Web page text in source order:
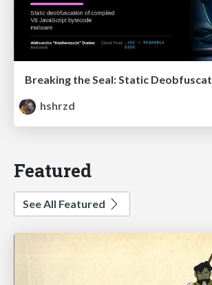
hshrzd
Featured
See All Featured